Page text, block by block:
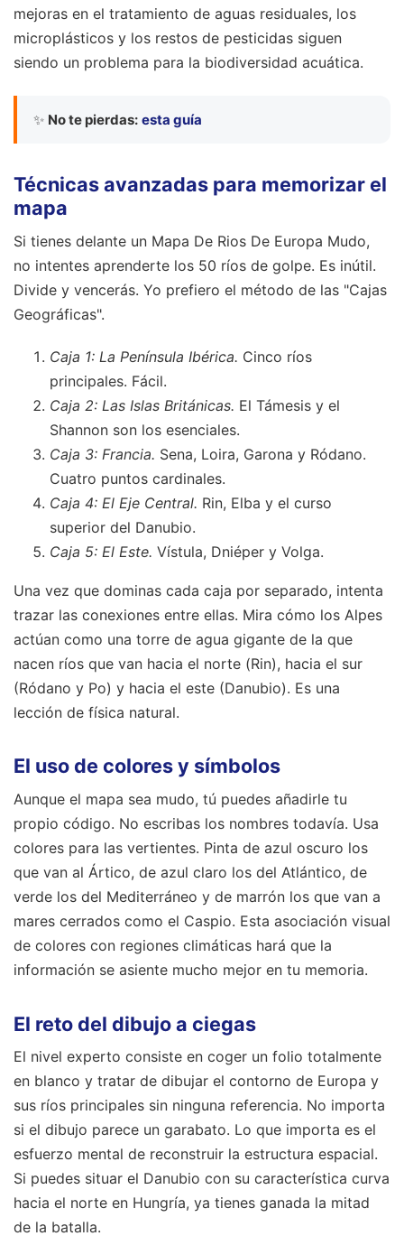
mejoras en el tratamiento de aguas residuales, los
microplásticos y los restos de pesticidas siguen
siendo un problema para la biodiversidad acuática.
✨ No te pierdas: esta guía
Técnicas avanzadas para memorizar el
mapa
Si tienes delante un Mapa De Rios De Europa Mudo,
no intentes aprenderte los 50 ríos de golpe. Es inútil.
Divide y vencerás. Yo prefiero el método de las "Cajas
Geográficas".
Caja 1: La Península Ibérica. Cinco ríos
principales. Fácil.
Caja 2: Las Islas Británicas. El Támesis y el
Shannon son los esenciales.
Caja 3: Francia. Sena, Loira, Garona y Ródano.
Cuatro puntos cardinales.
Caja 4: El Eje Central. Rin, Elba y el curso
superior del Danubio.
Caja 5: El Este. Vístula, Dniéper y Volga.
Una vez que dominas cada caja por separado, intenta
trazar las conexiones entre ellas. Mira cómo los Alpes
actúan como una torre de agua gigante de la que
nacen ríos que van hacia el norte (Rin), hacia el sur
(Ródano y Po) y hacia el este (Danubio). Es una
lección de física natural.
El uso de colores y símbolos
Aunque el mapa sea mudo, tú puedes añadirle tu
propio código. No escribas los nombres todavía. Usa
colores para las vertientes. Pinta de azul oscuro los
que van al Ártico, de azul claro los del Atlántico, de
verde los del Mediterráneo y de marrón los que van a
mares cerrados como el Caspio. Esta asociación visual
de colores con regiones climáticas hará que la
información se asiente mucho mejor en tu memoria.
El reto del dibujo a ciegas
El nivel experto consiste en coger un folio totalmente
en blanco y tratar de dibujar el contorno de Europa y
sus ríos principales sin ninguna referencia. No importa
si el dibujo parece un garabato. Lo que importa es el
esfuerzo mental de reconstruir la estructura espacial.
Si puedes situar el Danubio con su característica curva
hacia el norte en Hungría, ya tienes ganada la mitad
de la batalla.